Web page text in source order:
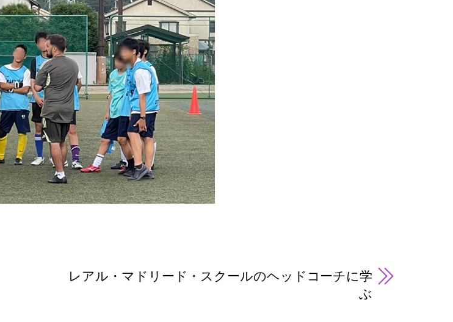
レアル・マドリード・スクールのヘッドコーチに学
ぶ